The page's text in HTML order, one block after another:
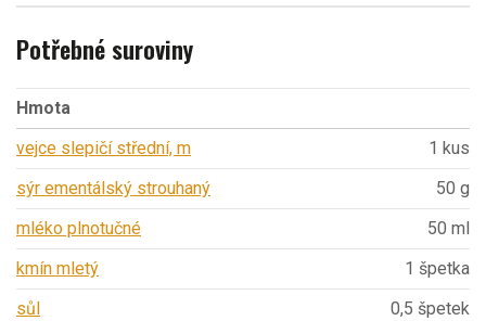
Potřebné suroviny
Hmota
vejce slepičí střední, m
1 kus
sýr ementálský strouhaný
50 g
mléko plnotučné
50 ml
kmín mletý
1 špetka
sůl
0,5 špetek